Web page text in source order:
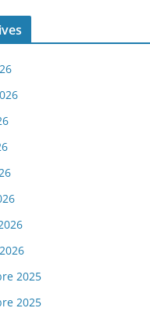
2025
2025